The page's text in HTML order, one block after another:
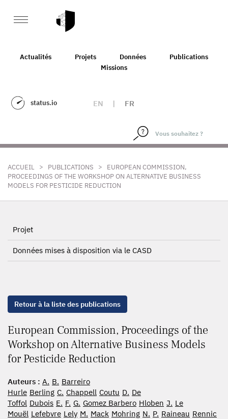
Actualités Projets Données
Publications
Missions
status.io EN | FR
ACCUEIL > PUBLICATIONS >
EUROPEAN COMMISSION,
PROCEEDINGS OF THE WORKSHOP ON ALTERNATIVE BUSINESS
MODELS FOR PESTICIDE REDUCTION
Projet
Données mises à disposition via le CASD
Retour à la liste des publications
European Commission, Proceedings of the
Workshop on Alternative Business Models
for Pesticide Reduction
Auteurs : A. B. Barreiro
Hurle Berling C. Chappell Coutu D. De
Toffol Dubois E. F. G. Gomez Barbero Hloben J. Le
Mouël Lefebvre Lely M. Mack Mohring N. P. Raineau Rennic